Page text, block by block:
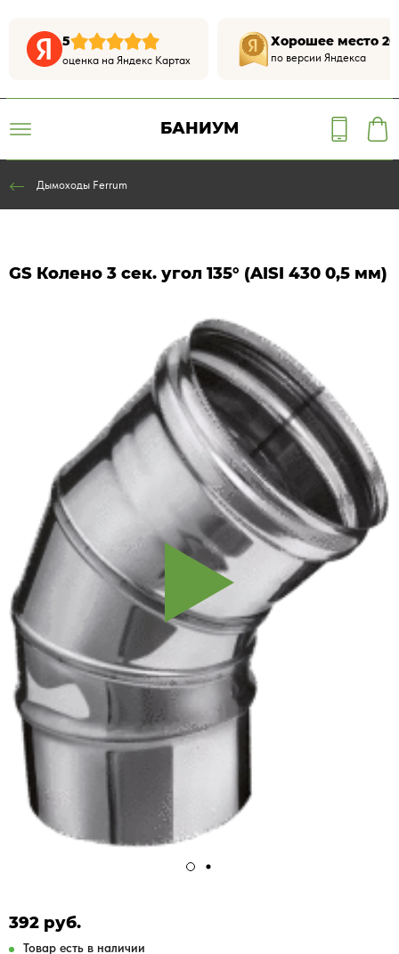
5
оценка на Яндекс Картах
Хорошее место
по версии Яндекса
БАНИУМ
Дымоходы Ferrum
GS Колено 3 сек. угол 135° (AISI 430 0,5 мм)
392 руб.
Товар есть в наличии